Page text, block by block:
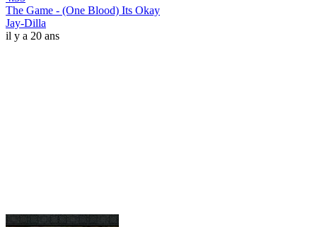
The Game - (One Blood) Its Okay
Jay-Dilla
il y a 20 ans